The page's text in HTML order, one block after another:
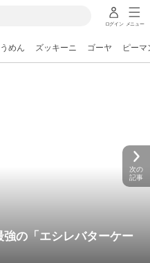
ログイン メニュー
めん ズッキーニ ゴーヤ ピーマ
の「エシレバターケー
次の
記事